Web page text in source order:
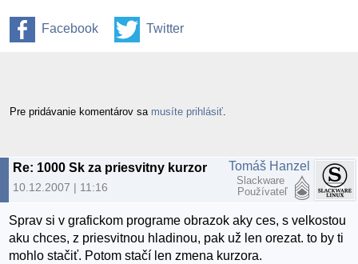
Facebook Twitter
Pre pridávanie komentárov sa musíte prihlásiť
Re: 1000 Sk za priesvitny kurzor
10.12.2007 | 11:16
Tomáš Hanzel
Slackware
Používateľ
Sprav si v grafickom programe obrazok aky ces, s velkostou
aku chces, z priesvitnou hladinou, pak už len orezat. to by ti
mohlo stačiť. Potom stačí len zmena kurzora.